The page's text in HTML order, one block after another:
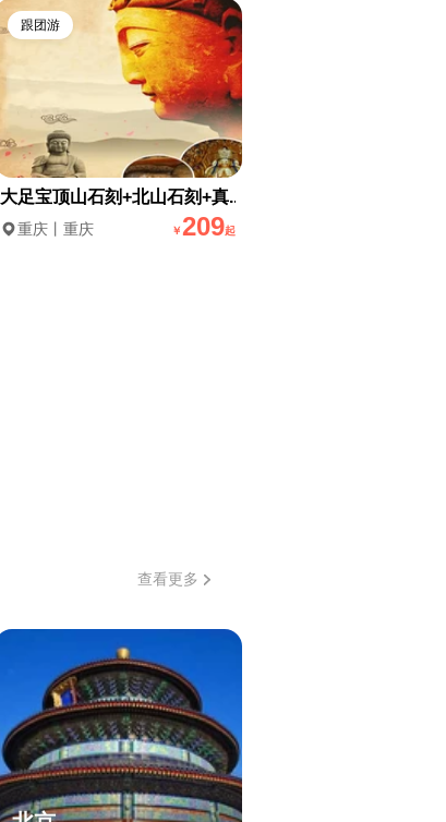
跟团游
大足宝顶山石刻+北山石刻+真...
重庆丨重庆 ￥ 209起
查看更多